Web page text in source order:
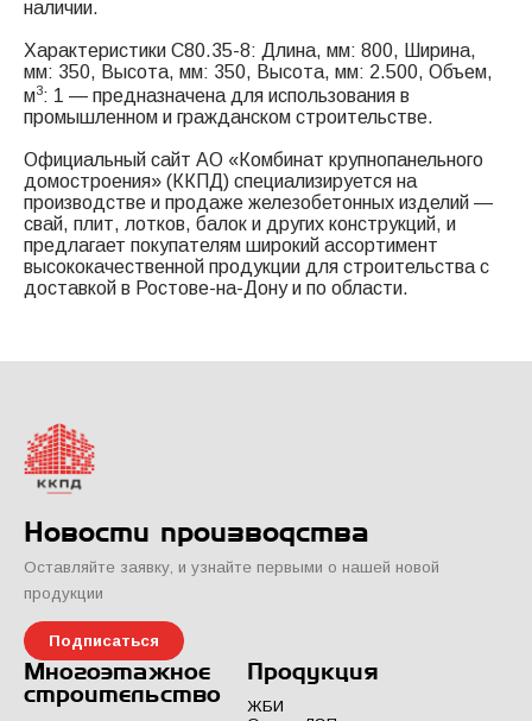
наличии.
Характеристики С80.35-8: Длина, мм: 800, Ширина,
мм: 350, Высота, мм: 350, Высота, мм: 2.500, Объем,
м3: 1 — предназначена для использования в
промышленном и гражданском строительстве.
Официальный сайт АО «Комбинат крупнопанельного
домостроения» (ККПД) специализируется на
производстве и продаже железобетонных изделий —
свай, плит, лотков, балок и других конструкций, и
предлагает покупателям широкий ассортимент
высококачественной продукции для строительства с
доставкой в Ростове-на-Дону и по области.
Новости производства
Оставляйте заявку, и узнайте первыми о нашей новой
продукции
Подписаться
Многоэтажное
строительство
Продукция
ЖБИ